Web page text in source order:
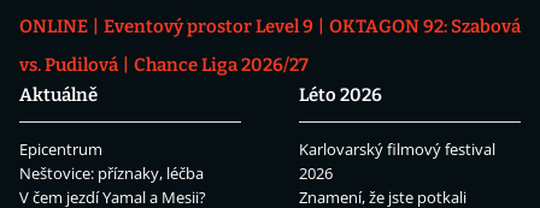
ONLINE
Eventový prostor Level 9
OKTAGON 92: Szabová
vs. Pudilová
Chance Liga 2026/27
Aktuálně
Epicentrum
Neštovice: příznaky, léčba
V čem jezdí Yamal a Mesii?
Léto 2026
Karlovarský filmový festival
2026
Znamení, že jste potkali